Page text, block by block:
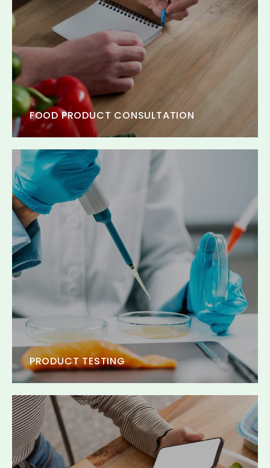
FOOD PRODUCT CONSULTATION
PRODUCT TESTING